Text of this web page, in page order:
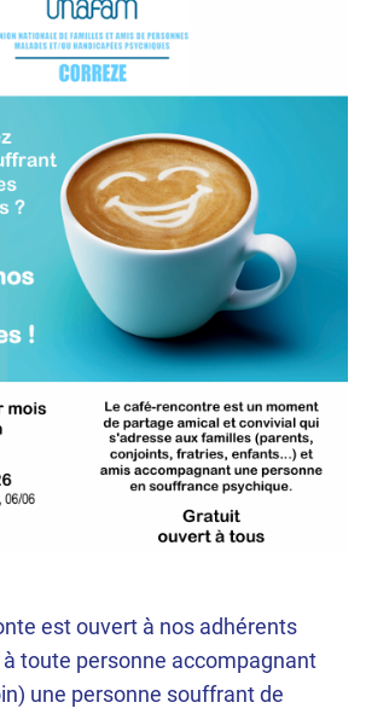
est ouvert à nos adhérents
toute personne accompagnant
une personne souffrant de